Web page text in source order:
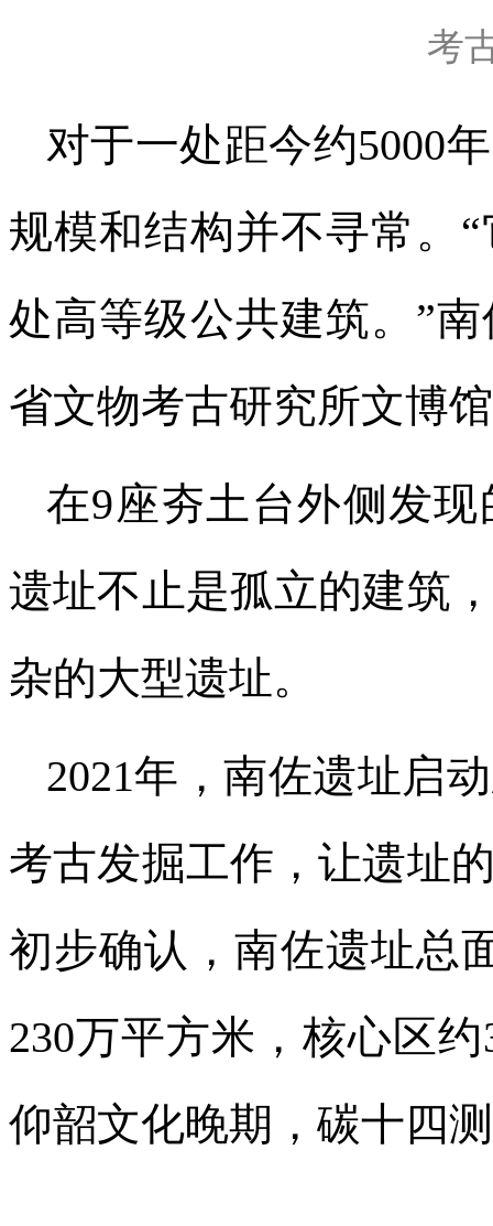
考
对于一处距今约5000
规模和结构并不寻常。
处高等级公共建筑。”
省文物考古研究所文博
在9座夯土台外侧发
遗址不止是孤立的建筑
杂的大型遗址。
2021年，南佐遗址启
考古发掘工作，让遗址
初步确认，南佐遗址总
230万平方米，核心区
仰韶文化晚期，碳十四